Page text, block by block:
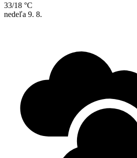
33/18 °C
nedeľa 9. 8.